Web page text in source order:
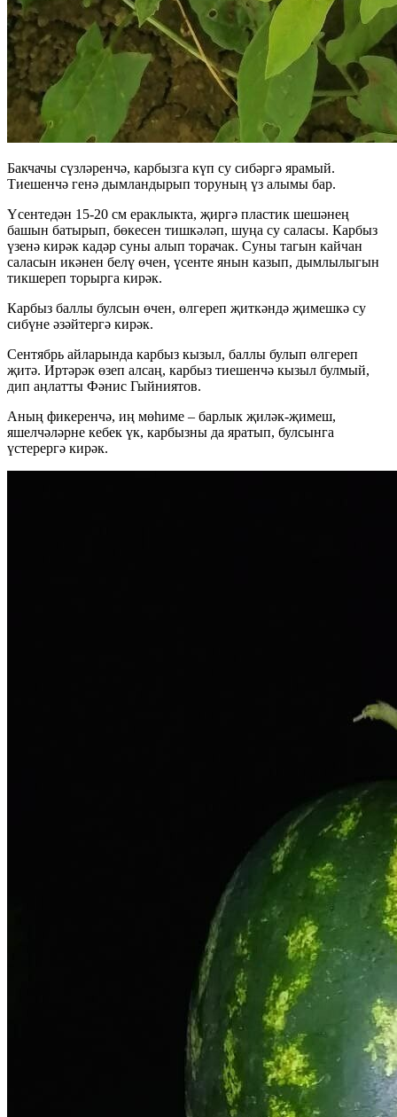
Бакчачы сүзләренчә, карбызга күп су сибәргә ярамый.
Тиешенчә генә дымландырып торуның үз алымы бар.
Үсентедән 15-20 см ераклыкта, җиргә пластик шешәнең
башын батырып, бөкесен тишкәләп, шуңа су саласы. Карбыз
үзенә кирәк кадәр суны алып торачак. Суны тагын кайчан
саласын икәнен белү өчен, үсенте янын казып, дымлылыгын
тикшереп торырга кирәк.
Карбыз баллы булсын өчен, өлгереп җиткәндә җимешкә су
сибүне әзәйтергә кирәк.
Сентябрь айларында карбыз кызыл, баллы булып өлгереп
җитә. Иртәрәк өзеп алсаң, карбыз тиешенчә кызыл булмый,
дип аңлатты Фәнис Гыйниятов.
Аның фикеренчә, иң мөһиме – барлык җиләк-җимеш,
яшелчәләрне кебек үк, карбызны да яратып, булсынга
үстерергә кирәк.